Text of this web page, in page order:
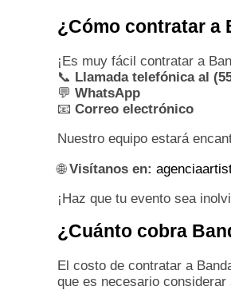
¿Cómo contratar a
¡Es muy fácil contratar a
📞 Llamada telefónica al
💬 WhatsApp
📧 Correo electrónico
Nuestro equipo estará
🌐Visítanos en:
¡Haz que tu evento sea
¿Cuánto cobra
El costo de contratar a
que es necesario